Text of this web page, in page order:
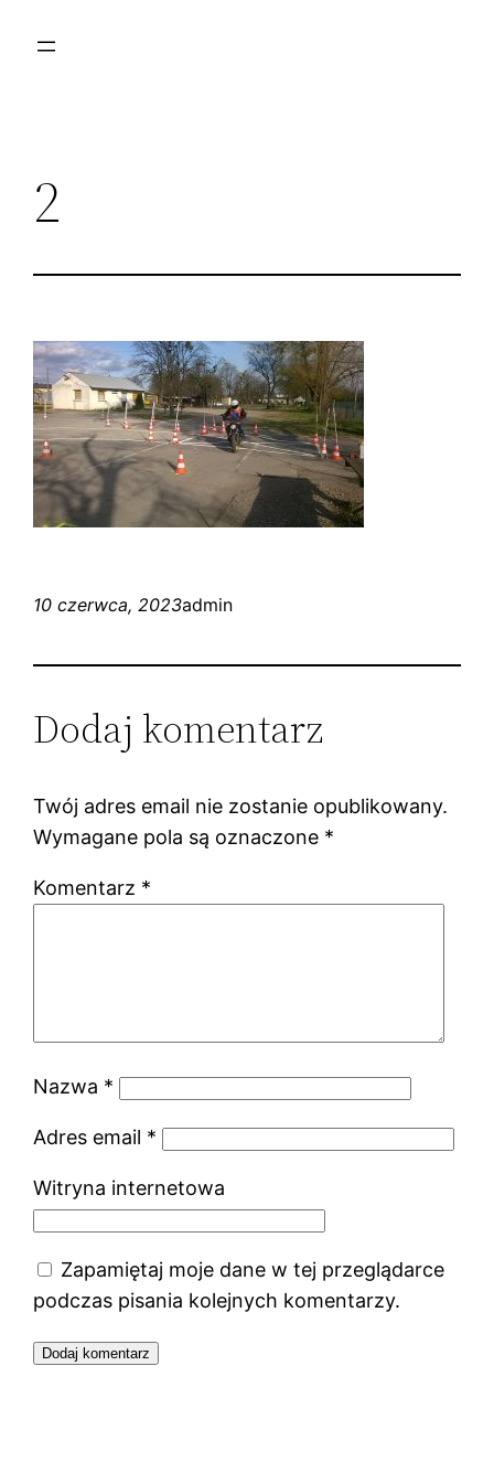
2
10 czerwca, 2023admin
Dodaj komentarz
Twój adres email nie zostanie opublikowany.
Wymagane pola są oznaczone *
Komentarz *
Nazwa *
Adres email *
Witryna internetowa
Zapamiętaj moje dane w tej przeglądarce
podczas pisania kolejnych komentarzy.